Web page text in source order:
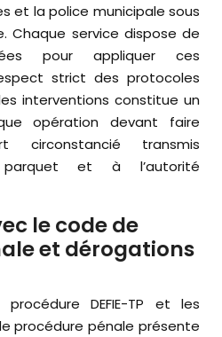
et la police municipale sous
Chaque service dispose de
pour appliquer ces
strict des protocoles
interventions constitue un
opération devant faire
circonstancié transmis
parquet et à l’autorité
le code de
et dérogations
DEFIE-TP et les
procédure pénale présente